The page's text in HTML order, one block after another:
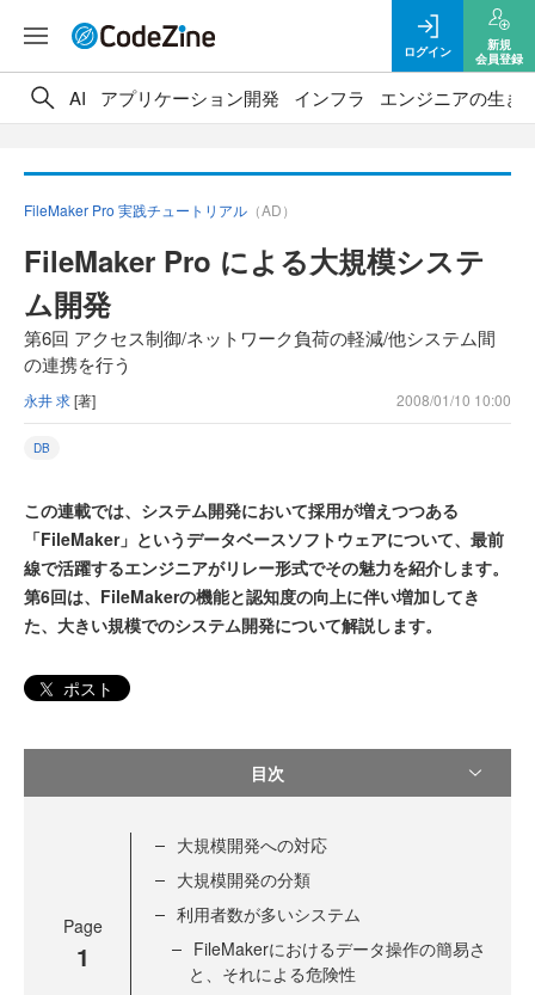
ログイン
新規
会員登録
AI アプリケーション開発 インフラ エンジニアの生き
FileMaker Pro 実践チュートリアル （AD）
FileMaker Pro による大規模システ
ム開発
第6回 アクセス制御/ネットワーク負荷の軽減/他システム間
の連携を行う
永井 求[著] 2008/01/10 10:00
DB
この連載では、システム開発において採用が増えつつある
「FileMaker」というデータベースソフトウェアについて、最前
線で活躍するエンジニアがリレー形式でその魅力を紹介します。
第6回は、FileMakerの機能と認知度の向上に伴い増加してき
た、大きい規模でのシステム開発について解説します。
ポスト
目次
Page
1
大規模開発への対応
大規模開発の分類
利用者数が多いシステム
FileMakerにおけるデータ操作の簡易さ
と、それによる危険性